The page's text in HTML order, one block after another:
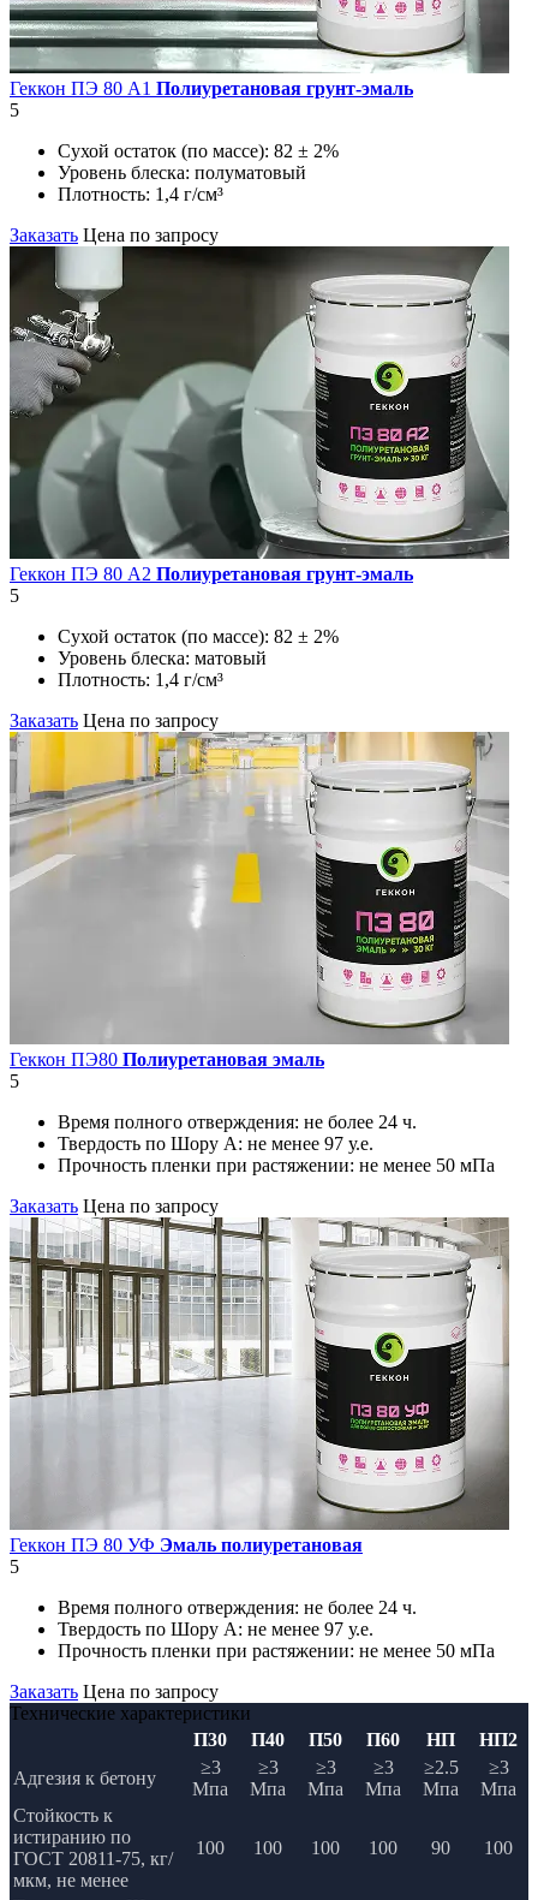
Геккон ПЭ 80 А1 Полиуретановая грунт-эмаль
5
Сухой остаток (по массе): 82 ± 2%
Уровень блеска: полуматовый
Плотность: 1,4 г/см³
Заказать Цена по запросу
Геккон ПЭ 80 А2 Полиуретановая грунт-эмаль
5
Сухой остаток (по массе): 82 ± 2%
Уровень блеска: матовый
Плотность: 1,4 г/см³
Заказать Цена по запросу
Геккон ПЭ80 Полиуретановая эмаль
5
Время полного отверждения: не более 24 ч.
Твердость по Шору А: не менее 97 у.е.
Прочность пленки при растяжении: не менее 50 мПа
Заказать Цена по запросу
Геккон ПЭ 80 УФ Эмаль полиуретановая
5
Время полного отверждения: не более 24 ч.
Твердость по Шору А: не менее 97 у.е.
Прочность пленки при растяжении: не менее 50 мПа
Заказать Цена по запросу
Технические характеристики
П30
П40 П50 П60 НП
НП2
Адгезия к бетону
≥3
Мпа
≥3
Мпа
≥3
Мпа
≥3
Мпа
≥2.5
Мпа
≥3
Мпа
Стойкость к
истиранию по
ГОСТ 20811-75, кг/
мкм, не менее
100 100 100 100 90 100